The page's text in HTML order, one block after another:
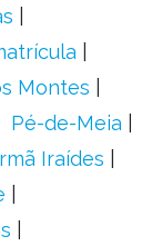
Montes
Pé-de-Meia
Iraídes